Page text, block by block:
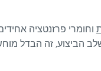
וחומרי פרזנטציה
הביצוע, זה הבדל